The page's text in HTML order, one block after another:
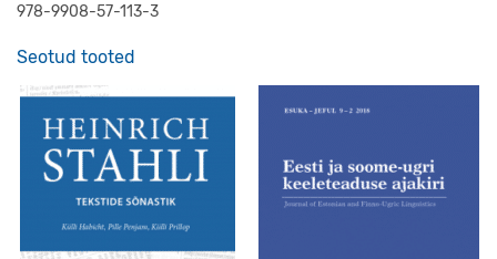
978-9908-57-113-3
Seotud tooted